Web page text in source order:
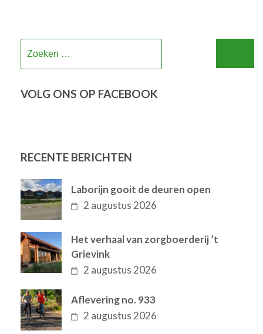
VOLG ONS OP FACEBOOK
RECENTE BERICHTEN
Laborijn gooit de deuren open
2 augustus 2026
Het verhaal van zorgboerderij ’t
Grievink
2 augustus 2026
Aflevering no. 933
2 augustus 2026